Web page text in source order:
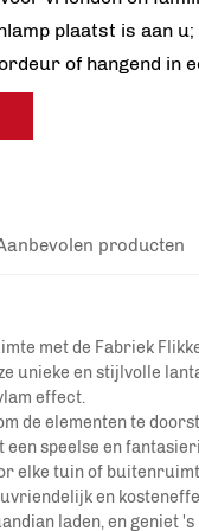
plaatst is aan
of hangend in
producten
met de Fabriek
unieke en stijlvolle
effect.
de elementen te
speelse en
elke tuin of
en
laden, en geniet